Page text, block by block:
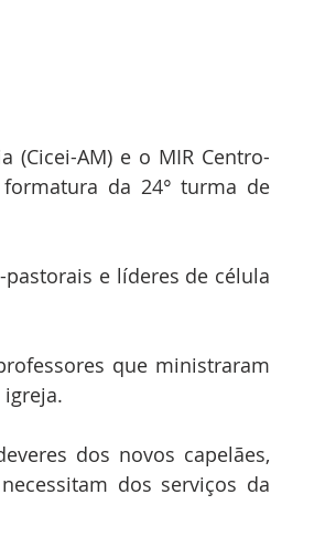
(Cicei-AM) e o MIR Centro-
da 24° turma de
e líderes de célula
que ministraram
dos novos capelães,
dos serviços da